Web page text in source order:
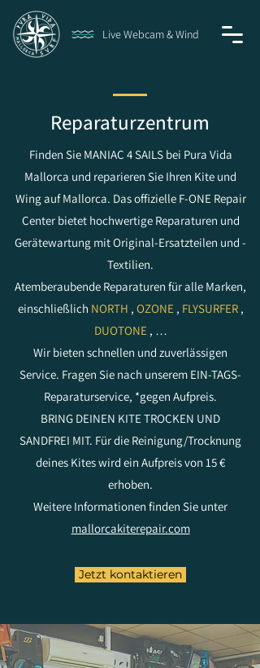
Live Webcam & Wind
Reparaturzentrum
Finden Sie MANIAC 4 SAILS bei Pura Vida
Mallorca und reparieren Sie Ihren Kite und
Wing auf Mallorca. Das offizielle F-ONE Repair
Center bietet hochwertige Reparaturen und
Gerätewartung mit Original-Ersatzteilen und -
Textilien.
Atemberaubende Reparaturen für alle Marken,
einschließlich NORTH , OZONE , FLYSURFER ,
DUOTONE , …
Wir bieten schnellen und zuverlässigen
Service. Fragen Sie nach unserem EIN-TAGS-
Reparaturservice, *gegen Aufpreis.
BRING DEINEN KITE TROCKEN UND
SANDFREI MIT. Für die Reinigung/Trocknung
deines Kites wird ein Aufpreis von 15 €
erhoben.
Weitere Informationen finden Sie unter
mallorcakiterepair.com
Jetzt kontaktieren